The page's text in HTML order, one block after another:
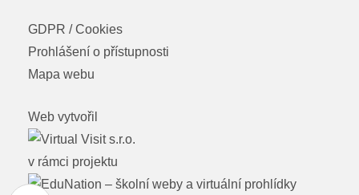
GDPR / Cookies
Prohlášení o přístupnosti
Mapa webu
Web vytvořil
v rámci projektu